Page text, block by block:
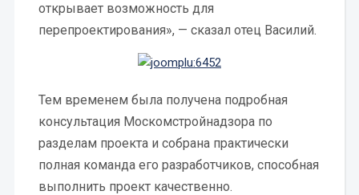
открывает возможность для
перепроектирования», — сказал отец Василий.
Тем временем была получена подробная
консультация Москомстройнадзора по
разделам проекта и собрана практически
полная команда его разработчиков, способная
выполнить проект качественно.